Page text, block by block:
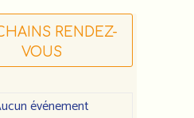
RENDEZ-
VOUS
événement